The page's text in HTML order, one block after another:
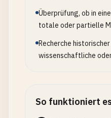
Überprüfung, ob in
totale oder partielle
Recherche
wissenschaftliche
So funktioniert